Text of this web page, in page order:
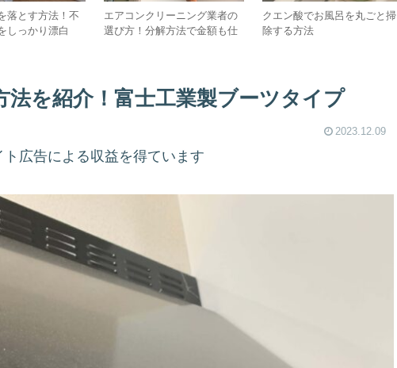
落とす方法！不
しっかり漂白
エアコンクリーニング業者の
選び方！分解方法で金額も仕
クエン酸でお風呂を丸ごと掃
除する方法
法を紹介！富士工業製ブーツタイプ
2023.12.09
ト広告による収益を得ています